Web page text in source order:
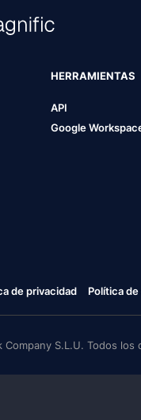
HERRAMIENTAS
API
Google
de privacidad Política
S.L.U. Todos los